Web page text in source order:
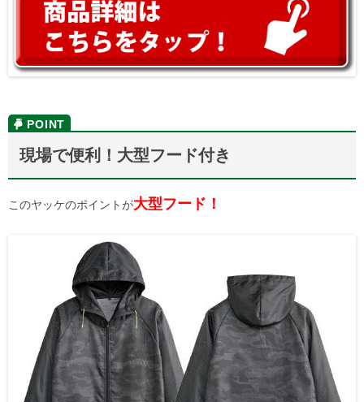
現場で便利！大型フード付き
このヤッケのポイントが大型フード！